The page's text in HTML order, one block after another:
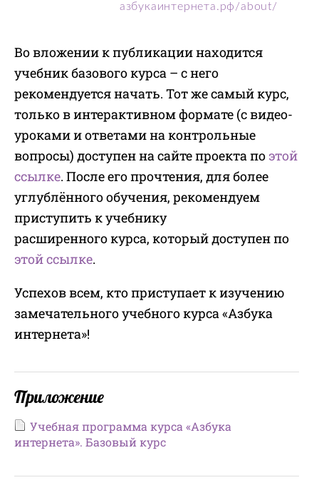
азбукаинтернета.рф/about/
Во вложении к публикации находится
учебник базового курса – с него
рекомендуется начать. Тот же самый курс,
только в интерактивном формате (с видео-
уроками и ответами на контрольные
вопросы) доступен на сайте проекта по этой
ссылке. После его прочтения, для более
углублённого обучения, рекомендуем
приступить к учебнику
расширенного курса, который доступен по
этой ссылке.
Успехов всем, кто приступает к изучению
замечательного учебного курса «Азбука
интернета»!
Приложение
Учебная программа курса «Азбука
интернета». Базовый курс